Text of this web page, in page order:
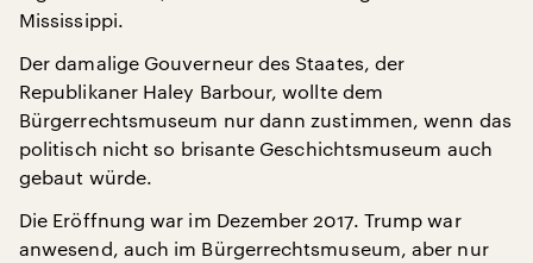
Mississippi.
Der damalige Gouverneur des Staates, der
Republikaner Haley Barbour, wollte dem
Bürgerrechtsmuseum nur dann zustimmen, wenn das
politisch nicht so brisante Geschichtsmuseum auch
gebaut würde.
Die Eröffnung war im Dezember 2017. Trump war
anwesend, auch im Bürgerrechtsmuseum, aber nur